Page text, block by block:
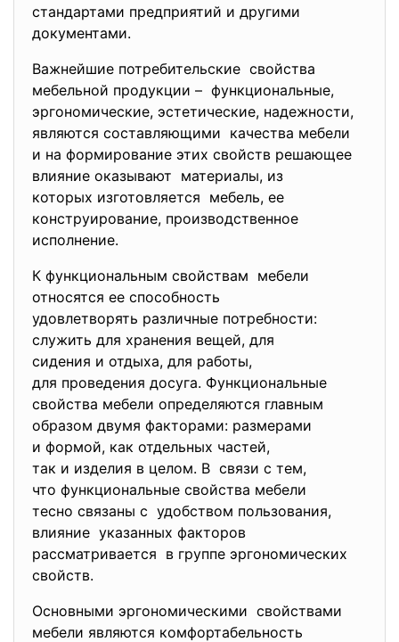
стандартами предприятий и другими
документами.
Важнейшие потребительские свойства
мебельной продукции – функциональные,
эргономические, эстетические, надежности,
являются составляющими качества мебели
и на формирование этих свойств решающее
влияние оказывают материалы, из
которых изготовляется мебель, ее
конструирование, производственное
исполнение.
К функциональным свойствам мебели
относятся ее способность
удовлетворять различные потребности:
служить для хранения вещей, для
сидения и отдыха, для работы,
для проведения досуга. Функциональные
свойства мебели определяются главным
образом двумя факторами: размерами
и формой, как отдельных частей,
так и изделия в целом. В связи с тем,
что функциональные свойства мебели
тесно связаны с удобством пользования,
влияние указанных факторов
рассматривается в группе эргономических
свойств.
Основными эргономическими свойствами
мебели являются комфортабельность